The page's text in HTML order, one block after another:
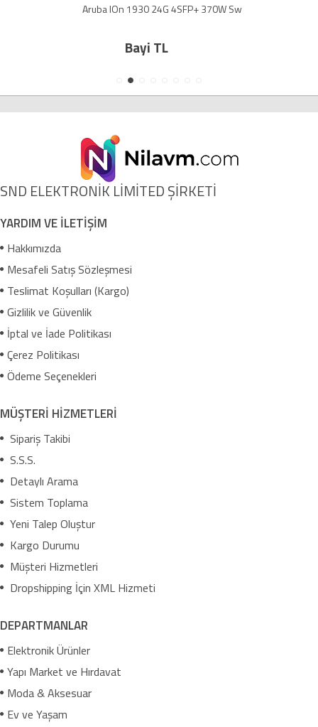
Aruba IOn 1930 24G 4SFP+ 370W Sw
Bayi TL
SND ELEKTRONİK LİMİTED ŞİRKETİ
YARDIM VE İLETİŞİM
Hakkımızda
Mesafeli Satış Sözleşmesi
Teslimat Koşulları (Kargo)
Gizlilik ve Güvenlik
İptal ve İade Politikası
Çerez Politikası
Ödeme Seçenekleri
MÜŞTERİ HİZMETLERİ
Sipariş Takibi
S.S.S.
Detaylı Arama
Sistem Toplama
Yeni Talep Oluştur
Kargo Durumu
Müşteri Hizmetleri
Dropshipping İçin XML Hizmeti
DEPARTMANLAR
Elektronik Ürünler
Yapı Market ve Hırdavat
Moda & Aksesuar
Ev ve Yaşam